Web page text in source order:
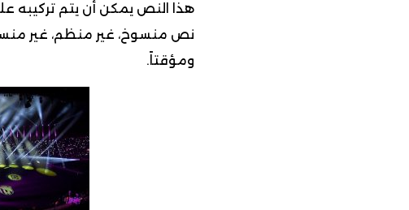
هذا النص يمكن أن يتم تركيبه
نص منسوخ، غير منظم، غير
ومؤقتاً.